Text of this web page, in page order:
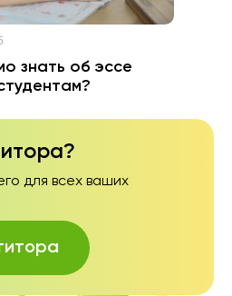
знать об эссе
для всех ваших